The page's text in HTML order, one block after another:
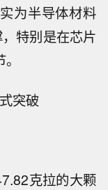
为半导体材料
特别是在芯片
突破
克拉的大颗